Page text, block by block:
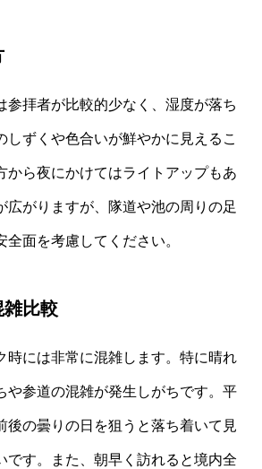
参拝者が比較的少なく、湿度が落ち
しずくや色合いが鮮やかに見えるこ
から夜にかけてはライトアップもあ
広がりますが、隊道や池の周りの足
全面を考慮してください。
雑比較
時には非常に混雑します。特に晴れ
や参道の混雑が発生しがちです。平
後の曇りの日を狙うと落ち着いて見
です。また、朝早く訪れると境内全